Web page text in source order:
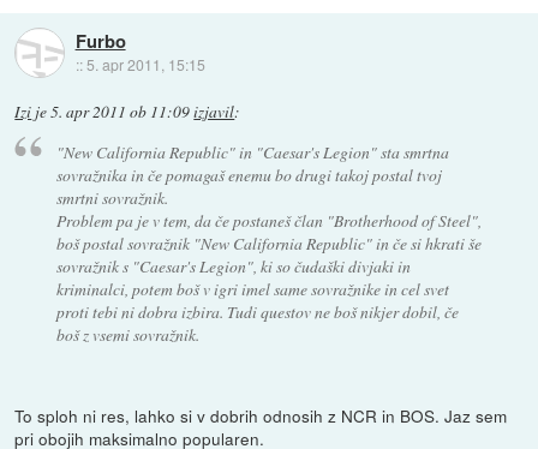
Furbo
:: 5. apr 2011, 15:15
Izi je5. apr 2011 ob 11:09izjavil:
"New California Republic" in "Caesar's Legion" sta smrtna
sovražnika in če pomagaš enemu bo drugi takoj postal tvoj
smrtni sovražnik.
Problem pa je v tem, da če postaneš član "Brotherhood of Steel",
boš postal sovražnik "New California Republic" in če si hkrati še
sovražnik s "Caesar's Legion", ki so čudaški divjaki in
kriminalci, potem boš v igri imel same sovražnike in cel svet
proti tebi ni dobra izbira. Tudi questov ne boš nikjer dobil, če
boš z vsemi sovražnik.
To sploh ni res, lahko si v dobrih odnosih z NCR in BOS. Jaz sem
pri obojih maksimalno popularen.